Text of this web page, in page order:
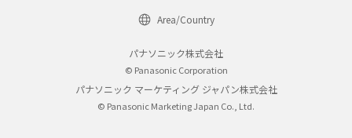
Area/Country
パナソニック株式会社
© Panasonic Corporation
パナソニック マーケティング ジャパン株式会社
© Panasonic Marketing Japan Co., Ltd.